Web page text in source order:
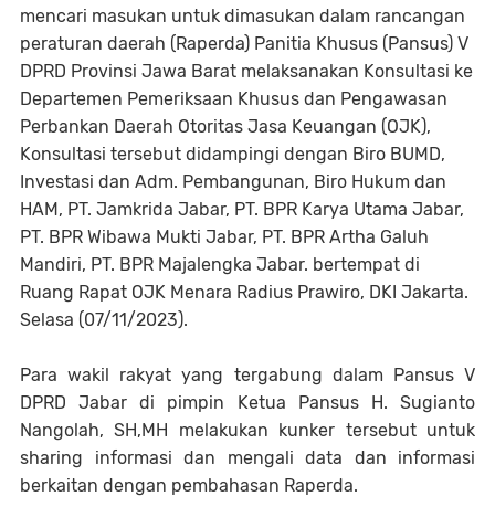
mencari masukan untuk dimasukan dalam rancangan
peraturan daerah (Raperda) Panitia Khusus (Pansus) V
DPRD Provinsi Jawa Barat melaksanakan Konsultasi ke
Departemen Pemeriksaan Khusus dan Pengawasan
Perbankan Daerah Otoritas Jasa Keuangan (OJK),
Konsultasi tersebut didampingi dengan Biro BUMD,
Investasi dan Adm. Pembangunan, Biro Hukum dan
HAM, PT. Jamkrida Jabar, PT. BPR Karya Utama Jabar,
PT. BPR Wibawa Mukti Jabar, PT. BPR Artha Galuh
Mandiri, PT. BPR Majalengka Jabar. bertempat di
Ruang Rapat OJK Menara Radius Prawiro, DKI Jakarta.
Selasa (07/11/2023).
Para wakil rakyat yang tergabung dalam Pansus V
DPRD Jabar di pimpin Ketua Pansus H. Sugianto
Nangolah, SH,MH melakukan kunker tersebut untuk
sharing informasi dan mengali data dan informasi
berkaitan dengan pembahasan Raperda.